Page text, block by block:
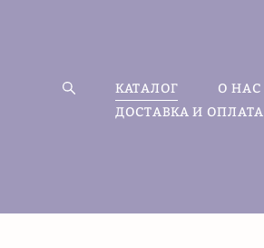
КАТАЛОГ
О НАС
ДОСТАВКА И ОПЛАТА